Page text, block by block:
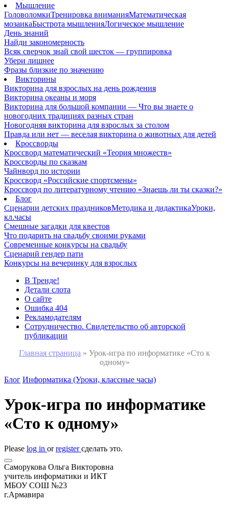
Мышление
ГоловоломкиТренировка вниманияМатематическая
мозаикаБыстрота мышленияЛогическое мышление
День знаний
Найди закономерность
Всяк сверчок знай свой шесток — группировка
Убери лишнее
Фразы близкие по значению
Викторины
Викторина для взрослых на день рождения
Викторина океаны и моря
Викторина для большой компании — Что вы знаете о
новогодних традициях разных стран
Новогодняя викторина для взрослых за столом
Правда или нет — веселая викторина о животных для детей
Кроссворды
Кроссворд математический «Теория множеств»
Кроссворды по сказкам
Чайнворд по истории
Кроссворд «Российские спортсмены»
Кроссворд по литературному чтению «Знаешь ли ты сказки?»
Блог
Сценарии детских праздниковМетодика и дидактикаУроки,
кл.часы
Смешные загадки для квестов
Что подарить на свадьбу своими руками
Современные конкурсы на свадьбу
Сценарий гендер пати
Конкурсы на вечеринку для взрослых
В Тренде!
Детали слота
О сайте
Ошибка 404
Рекламодателям
Сотрудничество. Свидетельство об авторской
публикации
Главная страница » Урок-игра по информатике «Сто к
одному»
Блог Информатика (Уроки, классные часы)
Урок-игра по информатике
«Сто к одному»
Please log in orregisterсделать это.
Саморукова Ольга Викторовна
учитель информатики и ИКТ
МБОУ СОШ №23
г.Армавира